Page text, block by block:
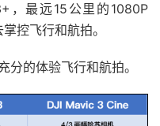
，最远15公里的1080P
控飞行和航拍。
的体验飞行和航拍。